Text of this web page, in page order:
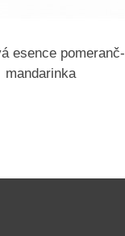
esence pomeranč-
mandarinka